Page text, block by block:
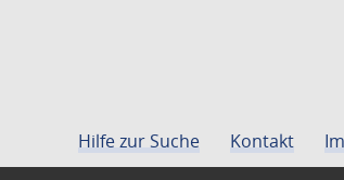
Hilfe zur Suche Kontakt